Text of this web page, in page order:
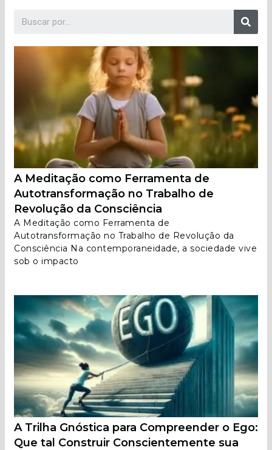
A Meditação como Ferramenta de
Autotransformação no Trabalho de
Revolução da Consciência
A Meditação como Ferramenta de
Autotransformação no Trabalho de Revolução da
Consciência Na contemporaneidade, a sociedade vive
sob o impacto
A Trilha Gnóstica para Compreender o Ego:
Que tal Construir Conscientemente sua